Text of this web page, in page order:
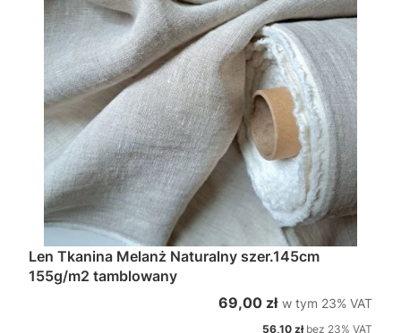
Len Tkanina Melanż Naturalny szer.145cm
155g/m2 tamblowany
Cena brutto
69,00 zł w tym %s VAT
w tym 23% VAT
Cena netto
56,10 zł bez 23% VAT